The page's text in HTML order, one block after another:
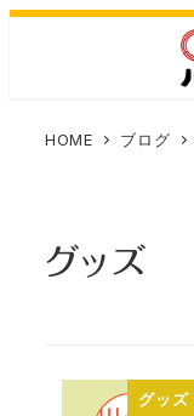
HOME ブログ
グッズ
グッズ